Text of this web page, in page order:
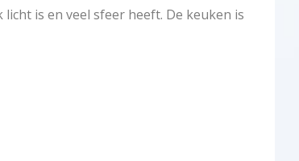
is en veel sfeer heeft. De keuken is